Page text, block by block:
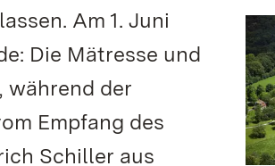
Am 1. Juni
Die Mätresse und
während der
Empfang des
Schiller aus